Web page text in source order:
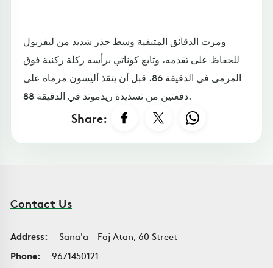
ومرت الدقائق المتبقية وسط حذر شديد من ليفربول
للحفاظ على تقدمه، وتابع كوناتي برأسه ركلة ركنية فوق
المرمى في الدقيقة 86، قبل أن ينقذ أليسون مرماه على
دفعتين من تسديدة ريدموند في الدقيقة 88.
Share:
Contact Us
Address:
Sana'a - Faj Atan, 60 Street
Phone:
9671450121